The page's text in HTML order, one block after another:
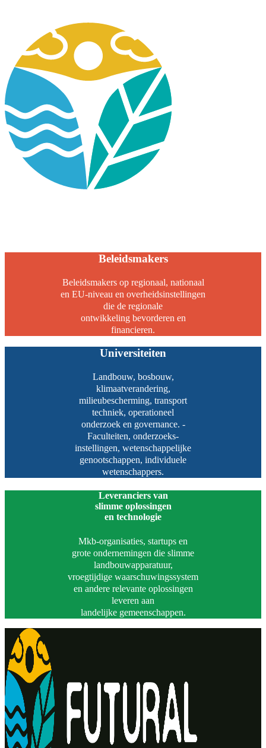
Beleidsmakers
Beleidsmakers op regionaal, nationaal
en EU-niveau en overheidsinstellingen
die de regionale
ontwikkeling bevorderen en
financieren.
Universiteiten
Landbouw, bosbouw,
klimaatverandering,
milieubescherming, transport
techniek, operationeel
onderzoek en governance. -
Faculteiten, onderzoeks-
instellingen, wetenschappelijke
genootschappen, individuele
wetenschappers.
Leveranciers van
slimme oplossingen
en technologie
Mkb-organisaties, startups en
grote ondernemingen die slimme
landbouwapparatuur,
vroegtijdige waarschuwingssystem
en andere relevante oplossingen
leveren aan
landelijke gemeenschappen.